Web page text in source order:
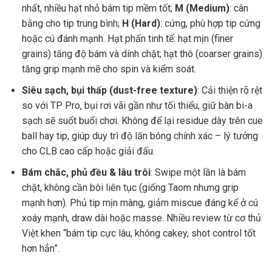
nhất, nhiều hạt nhỏ bám tip mềm tốt; M (Medium): cân
bằng cho tip trung bình; H (Hard): cứng, phù hợp tip cứng
hoặc cú đánh mạnh. Hạt phấn tinh tế: hạt mịn (finer
grains) tăng độ bám và dính chặt; hạt thô (coarser grains)
tăng grip mạnh mẽ cho spin và kiểm soát.
Siêu sạch, bụi thấp (dust-free texture): Cải thiện rõ rệt
so với TP Pro, bụi rơi vãi gần như tối thiểu, giữ bàn bi-a
sạch sẽ suốt buổi chơi. Không để lại residue dày trên cue
ball hay tip, giúp duy trì độ lăn bóng chính xác – lý tưởng
cho CLB cao cấp hoặc giải đấu.
Bám chắc, phủ đều & lâu trôi: Swipe một lần là bám
chặt, không cần bôi liên tục (giống Taom nhưng grip
mạnh hơn). Phủ tip mịn màng, giảm miscue đáng kể ở cú
xoáy mạnh, draw dài hoặc masse. Nhiều review từ cơ thủ
Việt khen “bám tip cực lâu, không cakey, shot control tốt
hơn hẳn”.